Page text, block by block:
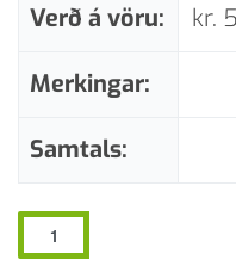
Verð á vöru: kr.
Merkingar:
Samtals: